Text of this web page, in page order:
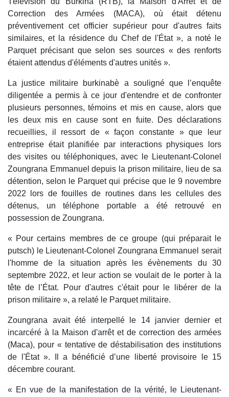
Correction des Armées (MACA), où était détenu
préventivement cet officier supérieur pour d'autres faits
similaires, et la résidence du Chef de l'État », a noté le
Parquet précisant que selon ses sources « des renforts
étaient attendus d'éléments d'autres unités ».
La justice militaire burkinabè a souligné que l’enquête
diligentée a permis à ce jour d'entendre et de confronter
plusieurs personnes, témoins et mis en cause, alors que
les deux mis en cause sont en fuite. Des déclarations
recueillies, il ressort de « façon constante » que leur
entreprise était planifiée par interactions physiques lors
des visites ou téléphoniques, avec le Lieutenant-Colonel
Zoungrana Emmanuel depuis la prison militaire, lieu de sa
détention, selon le Parquet qui précise que le 9 novembre
2022 lors de fouilles de routines dans les cellules des
détenus, un téléphone portable a été retrouvé en
possession de Zoungrana.
« Pour certains membres de ce groupe (qui préparait le
putsch) le Lieutenant-Colonel Zoungrana Emmanuel serait
l'homme de la situation après les évènements du 30
septembre 2022, et leur action se voulait de le porter à la
tête de l’État. Pour d'autres c'était pour le libérer de la
prison militaire », a relaté le Parquet militaire.
Zoungrana avait été interpellé le 14 janvier dernier et
incarcéré à la Maison d'arrêt et de correction des armées
(Maca), pour « tentative de déstabilisation des institutions
de l'État ». Il a bénéficié d’une liberté provisoire le 15
décembre courant.
« En vue de la manifestation de la vérité, le Lieutenant-